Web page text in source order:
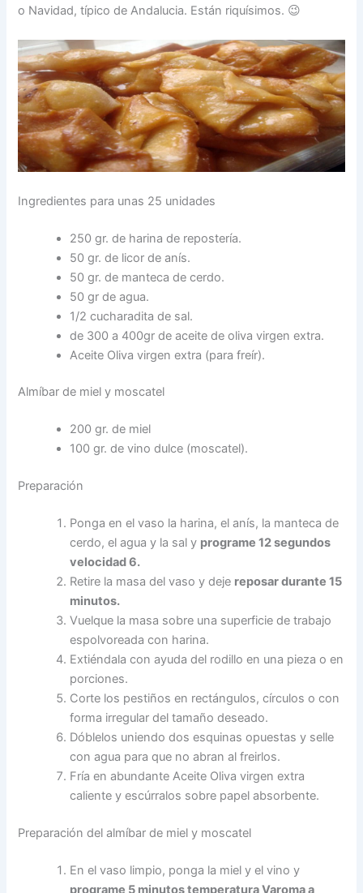
o Navidad, típico de Andalucia. Están riquísimos. 😉
Ingredientes para unas 25 unidades
250 gr. de harina de repostería.
50 gr. de licor de anís.
50 gr. de manteca de cerdo.
50 gr de agua.
1/2 cucharadita de sal.
de 300 a 400gr de aceite de oliva virgen extra.
Aceite Oliva virgen extra (para freír).
Almíbar de miel y moscatel
200 gr. de miel
100 gr. de vino dulce (moscatel).
Preparación
Ponga en el vaso la harina, el anís, la manteca de
cerdo, el agua y la sal y programe 12 segundos
velocidad 6.
Retire la masa del vaso y deje reposar durante 15
minutos.
Vuelque la masa sobre una superficie de trabajo
espolvoreada con harina.
Extiéndala con ayuda del rodillo en una pieza o en
porciones.
Corte los pestiños en rectángulos, círculos o con
forma irregular del tamaño deseado.
Dóblelos uniendo dos esquinas opuestas y selle
con agua para que no abran al freirlos.
Fría en abundante Aceite Oliva virgen extra
caliente y escúrralos sobre papel absorbente.
Preparación del almíbar de miel y moscatel
En el vaso limpio, ponga la miel y el vino y
programe 5 minutos temperatura Varoma a